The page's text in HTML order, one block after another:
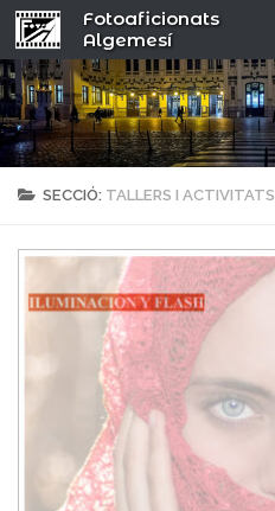
Fotoaficionats
Algemesí
SECCIÓ: TALLERS I ACTIVITATS